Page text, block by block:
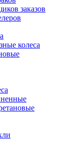
заказов
колеса